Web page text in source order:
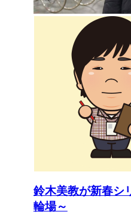
鈴木美教が新春シ
輪場～